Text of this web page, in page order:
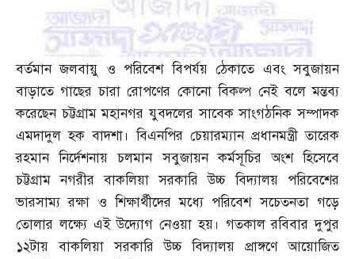
বর্তমান জলবায়ু ও পরিবেশ বিপর্যয় ঠেকাতে এবং সবুজায়ন
বাড়াতে গাছের চারা রোপণের কোনো বিকল্প নেই বলে মন্তব্য
করেছেন চট্টগ্রাম মহানগর যুবদলের সাবেক সাংগঠনিক সম্পাদক
এমদাদুল হক বাদশা। বিএনপির চেয়ারম্যান প্রধানমন্ত্রী তারেক
রহমান নির্দেশনায় চলমান সবুজায়ন কর্মসূচির অংশ হিসেবে
চট্টগ্রাম নগরীর বাকলিয়া সরকারি উচ্চ বিদ্যালয় পরিবেশের
ভারসাম্য রক্ষা ও শিক্ষার্থীদের মধ্যে পরিবেশ সচেতনতা গড়ে
তোলার লক্ষ্যে এই উদ্যোগ নেওয়া হয়। গতকাল রবিবার দুপুর
১২টায় বাকলিয়া সরকারি উচ্চ বিদ্যালয় প্রাঙ্গণে আয়োজিত